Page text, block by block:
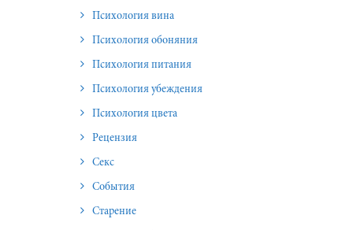
Психология вина
Психология обоняния
Психология питания
Психология убеждения
Психология цвета
Рецензия
Секс
События
Старение